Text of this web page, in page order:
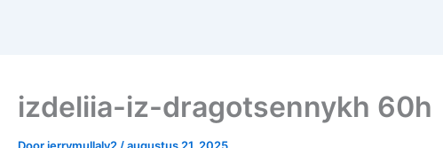
izdeliia-iz-dragotsennykh 60h